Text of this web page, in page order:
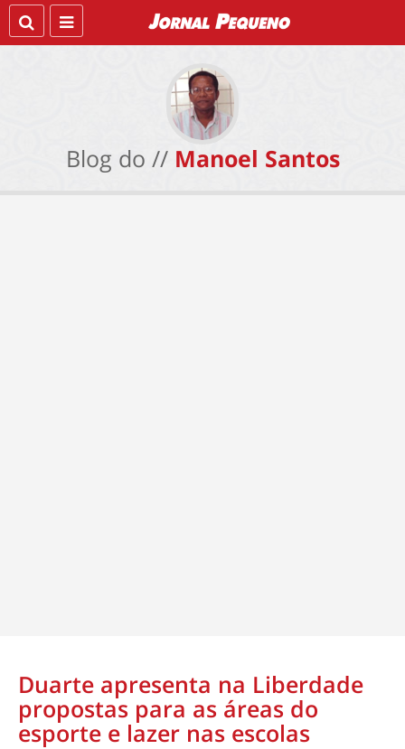
Blog do // Manoel Santos
Duarte apresenta na Liberdade
propostas para as áreas do
esporte e lazer nas escolas